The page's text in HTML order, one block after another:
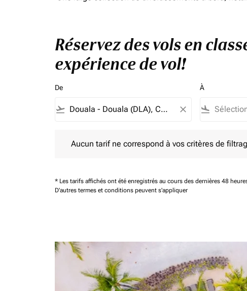
Réservez des vols en
expérience de vol!
De
flight_takeoff close
À
flight_land
Aucun tarif ne correspond à vos critères de
* Les tarifs affichés ont été enregistrés au cours des dernières 48
D'autres termes et conditions peuvent s'appliquer